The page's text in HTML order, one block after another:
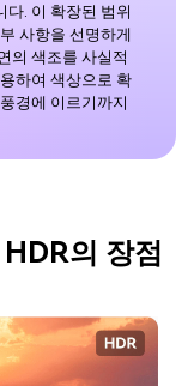
다. 이 확장된 범위
사항을 선명하게
의 색조를 사실적
하여 색상으로 확
경에 이르기까지
의 장점